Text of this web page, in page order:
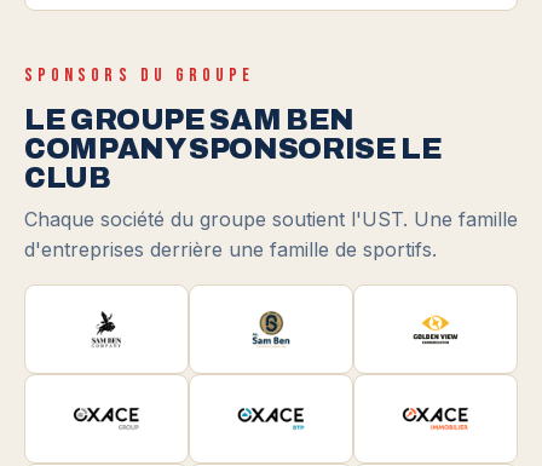
SPONSORS DU GROUPE
LE GROUPE SAM BEN
COMPANY SPONSORISE LE
CLUB
Chaque société du groupe soutient l'UST. Une famille
d'entreprises derrière une famille de sportifs.